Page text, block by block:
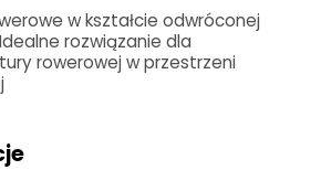
w kształcie odwróconej
rozwiązanie dla
rowerowej w przestrzeni